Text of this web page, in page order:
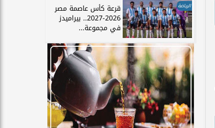
الرياضة قرعة كأس عاصمة مصر
2026-2027.. بيراميدز
في مجموعة...